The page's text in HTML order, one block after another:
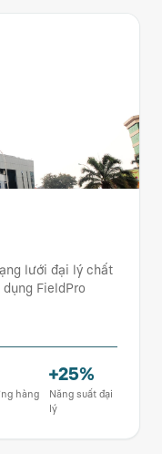
lưới đại lý chất
dụng FieldPro
hàng
+25%
Năng suất đại
lý